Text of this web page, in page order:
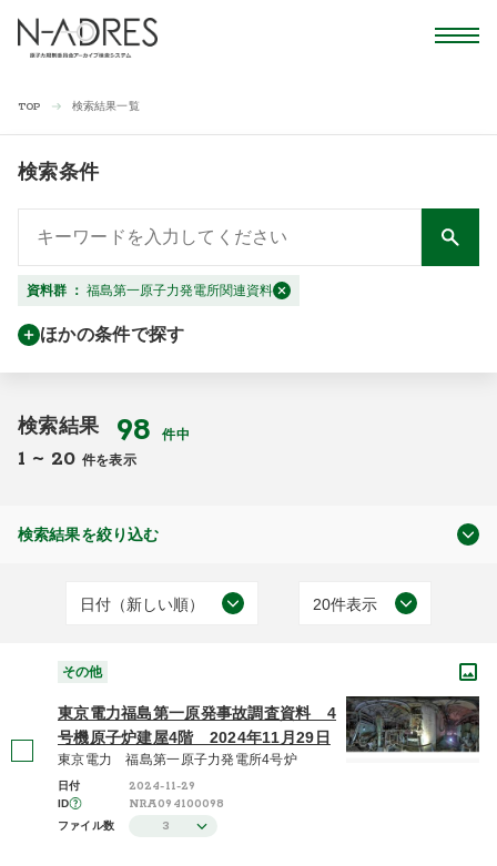
TOP 検索結果一覧
検索条件
資料群 ： 福島第一原子力発電所関連資料
ほかの条件で探す
検索結果 98件中
1 ~ 20 件を表示
検索結果を絞り込む
(98)
(98)
日付（新しい順）
施設（昇順）
タイトル（昇順）
20件表示
100件表示
その他
東京電力福島第一原発事故調査資料 4
号機原子炉建屋4階 2024年11月29日
東京電力 福島第一原子力発電所4号炉
日付 2024-11-29
ID NRA094100098
ファイル数 3